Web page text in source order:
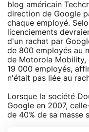
blog américain
direction de Google
chaque employé.
licenciements
d'un rachat par
de 800 employés au
de Motorola Mobility,
19 000 employés,
n'était pas liée au
Lorsque la société
Google en 2007,
de 40% de sa masse